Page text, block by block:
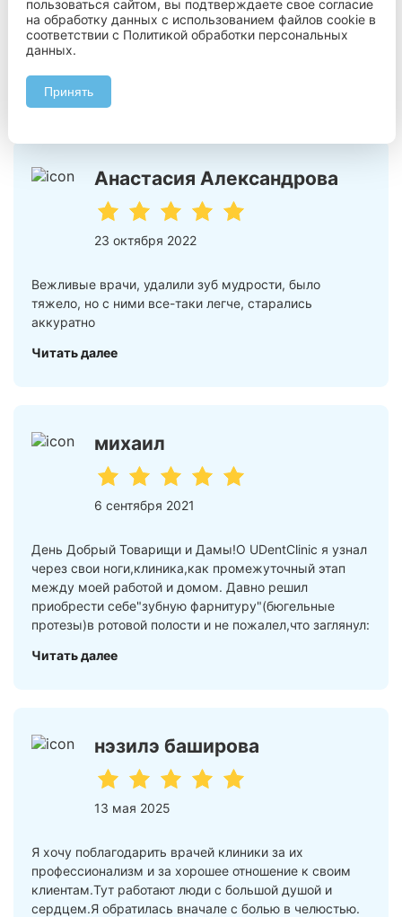
Хочу подчеркнуть слаженную работу коллектива
стоматологии и поблагодарить за понимание, помощь
в сложившейся ситуации.
Читать далее
Анастасия Александрова
23 октября 2022
Вежливые врачи, удалили зуб мудрости, было
тяжело, но с ними все-таки легче, старались
аккуратно
Читать далее
михаил
6 сентября 2021
День Добрый Товарищи и Дамы!О UDentClinic я узнал
через свои ноги,клиника,как промежуточный этап
между моей работой и домом. Давно решил
приобрести себе"зубную фарнитуру"(бюгельные
протезы)в ротовой полости и не пожалел,что заглянул:
Читать далее
нэзилэ баширова
13 мая 2025
Я хочу поблагодарить врачей клиники за их
профессионализм и за хорошее отношение к своим
клиентам.Тут работают люди с большой душой и
сердцем.Я обратилась вначале с болью в челюстью.
пользоваться сайтом, вы подтверждаете свое согласие
на обработку данных с использованием файлов cookie в
соответствии с Политикой обработки персональных
данных.
Принять